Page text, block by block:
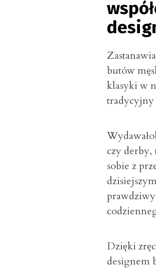
butów
klasyki w
tradycyjny
czy derby,
sobie z
Dzięki
designem